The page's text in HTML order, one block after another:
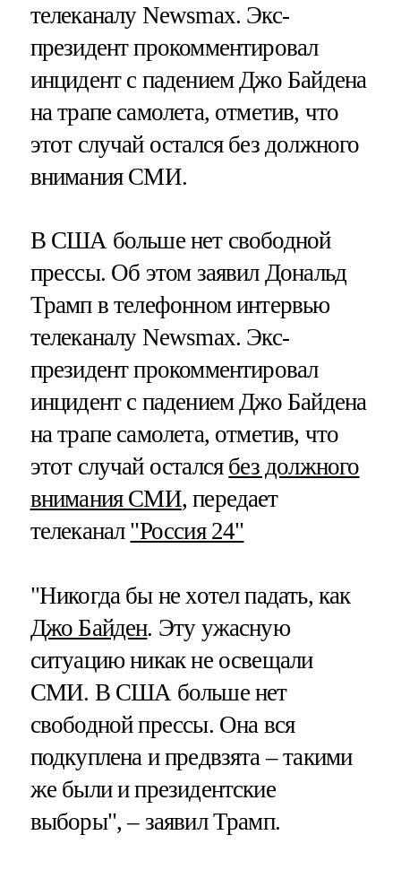
телеканалу Newsmax. Экс-
президент прокомментировал
инцидент с падением Джо Байдена
на трапе самолета, отметив, что
этот случай остался без должного
внимания СМИ.
В США больше нет свободной
прессы. Об этом заявил Дональд
Трамп в телефонном интервью
телеканалу Newsmax. Экс-
президент прокомментировал
инцидент с падением Джо Байдена
на трапе самолета, отметив, что
этот случай остался без должного
внимания СМИ, передает
телеканал "Россия 24"
"Никогда бы не хотел падать, как
Джо Байден. Эту ужасную
ситуацию никак не освещали
СМИ. В США больше нет
свободной прессы. Она вся
подкуплена и предвзята – такими
же были и президентские
выборы", – заявил Трамп.